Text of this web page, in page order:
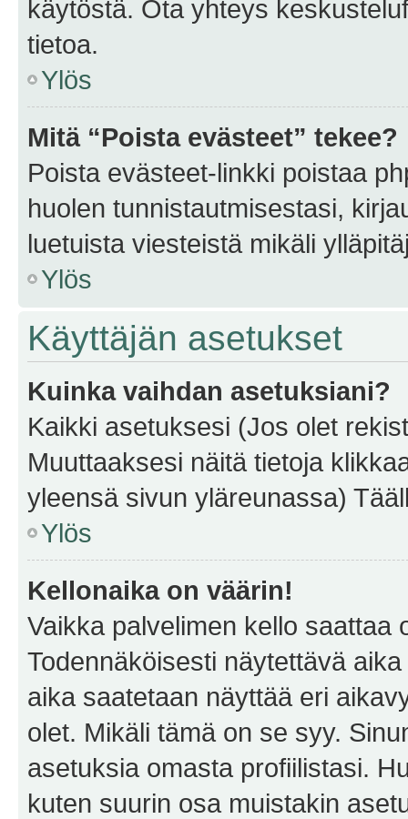
käytöstä. Ota yhteys
tietoa.
Ylös
Mitä “Poista evästeet” tekee?
Poista evästeet-linkki poistaa
huolen tunnistautmisestasi,
luetuista viesteistä mikäli
Ylös
Käyttäjän asetukset
Kuinka vaihdan asetuksiani?
Kaikki asetuksesi (Jos olet
Muuttaaksesi näitä tietoja
yleensä sivun yläreunassa)
Ylös
Kellonaika on väärin!
Vaikka palvelimen kello saattaa
Todennäköisesti näytettävä
aika saatetaan näyttää eri
olet. Mikäli tämä on se syy.
asetuksia omasta profiilistasi.
kuten suurin osa muistakin